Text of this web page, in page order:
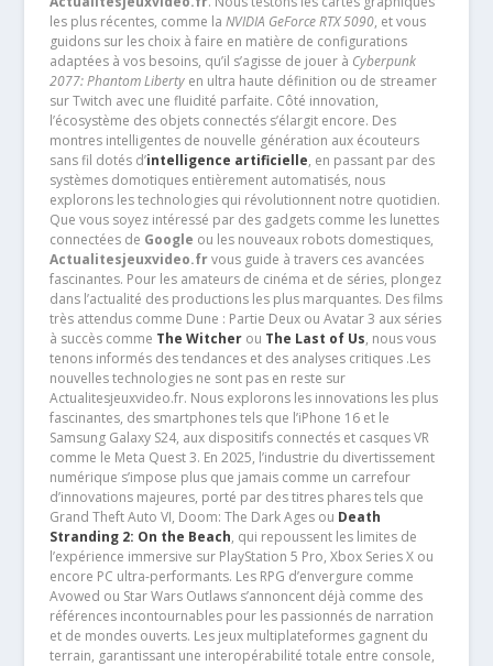
les plus récentes, comme la NVIDIA GeForce RTX 5090, et vous
guidons sur les choix à faire en matière de configurations
adaptées à vos besoins, qu’il s’agisse de jouer à Cyberpunk
2077: Phantom Libertyen ultra haute définition ou de streamer
sur Twitch avec une fluidité parfaite. Côté innovation,
l’écosystème des objets connectés s’élargit encore. Des
montres intelligentes de nouvelle génération aux écouteurs
sans fil dotés d’intelligence artificielle, en passant par des
systèmes domotiques entièrement automatisés, nous
explorons les technologies qui révolutionnent notre quotidien.
Que vous soyez intéressé par des gadgets comme les lunettes
connectées de Google ou les nouveaux robots domestiques,
Actualitesjeuxvideo.frvous guide à travers ces avancées
fascinantes. Pour les amateurs de cinéma et de séries, plongez
dans l’actualité des productions les plus marquantes. Des films
très attendus comme Dune : Partie Deux ou Avatar 3 aux séries
à succès comme The Witcherou The Last of Us, nous vous
tenons informés des tendances et des analyses critiques .Les
nouvelles technologies ne sont pas en reste sur
Actualitesjeuxvideo.fr. Nous explorons les innovations les plus
fascinantes, des smartphones tels que l’iPhone 16 et le
Samsung Galaxy S24, aux dispositifs connectés et casques VR
comme le Meta Quest 3. En 2025, l’industrie du divertissement
numérique s’impose plus que jamais comme un carrefour
d’innovations majeures, porté par des titres phares tels que
Grand Theft Auto VI, Doom: The Dark Ages ou Death
Stranding 2: On the Beach, qui repoussent les limites de
l’expérience immersive sur PlayStation 5 Pro, Xbox Series X ou
encore PC ultra-performants. Les RPG d’envergure comme
Avowed ou Star Wars Outlaws s’annoncent déjà comme des
références incontournables pour les passionnés de narration
et de mondes ouverts. Les jeux multiplateformes gagnent du
terrain, garantissant une interopérabilité totale entre console,